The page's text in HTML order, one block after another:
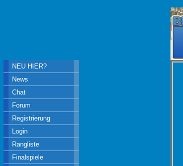
NEU HIER?
News
Chat
Forum
Registrierung
Login
Rangliste
Finalspiele